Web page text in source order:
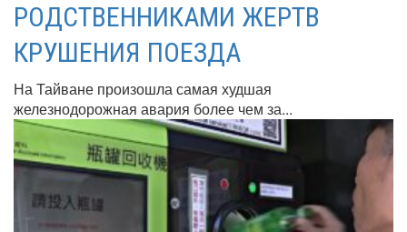
РОДСТВЕННИКАМИ ЖЕРТВ
КРУШЕНИЯ ПОЕЗДА
На Тайване произошла самая худшая
железнодорожная авария более чем за...